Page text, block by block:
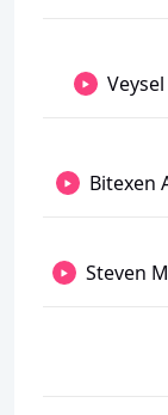
Bitexen
Steven